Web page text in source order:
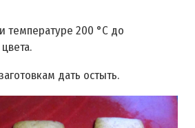
температуре 200 °C до
дать остыть.